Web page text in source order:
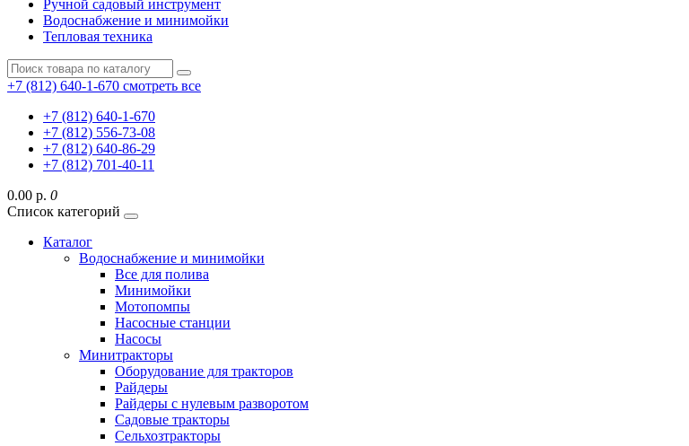
Ручной садовый инструмент
Водоснабжение и минимойки
Тепловая техника
+7 (812) 640-1-670 смотреть все
+7 (812) 640-1-670
+7 (812) 556-73-08
+7 (812) 640-86-29
+7 (812) 701-40-11
0.00 р. 0
Список категорий
Каталог
Водоснабжение и минимойки
Все для полива
Минимойки
Мотопомпы
Насосные станции
Насосы
Минитракторы
Оборудование для тракторов
Райдеры
Райдеры с нулевым разворотом
Садовые тракторы
Сельхозтракторы